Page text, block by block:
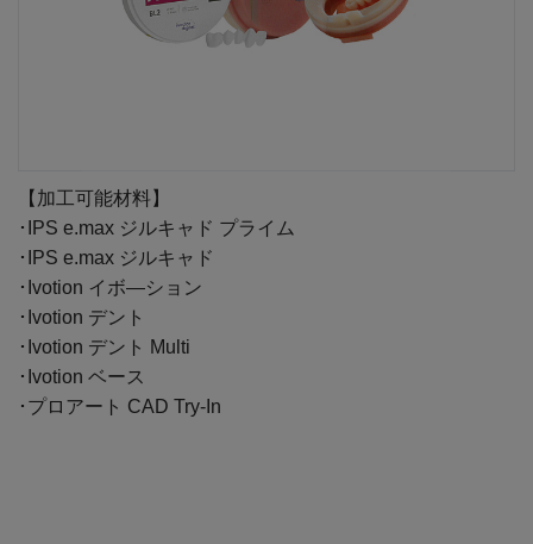
【加工可能材料】
･IPS e.max ジルキャド プライム
･IPS e.max ジルキャド
･Ivotion イボ―ション
･Ivotion デント
･Ivotion デント Multi
･Ivotion ベース
･プロアート CAD Try-In